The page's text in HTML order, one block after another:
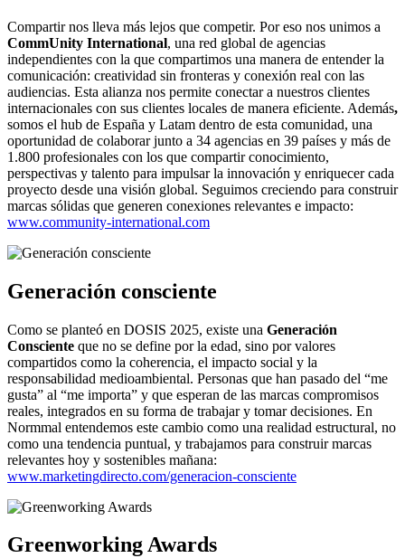
Compartir nos lleva más lejos que competir. Por eso nos unimos a
CommUnity International, una red global de agencias
independientes con la que compartimos una manera de entender la
comunicación: creatividad sin fronteras y conexión real con las
audiencias. Esta alianza nos permite conectar a nuestros clientes
internacionales con sus clientes locales de manera eficiente. Además,
somos el hub de España y Latam dentro de esta comunidad, una
oportunidad de colaborar junto a 34 agencias en 39 países y más de
1.800 profesionales con los que compartir conocimiento,
perspectivas y talento para impulsar la innovación y enriquecer cada
proyecto desde una visión global. Seguimos creciendo para construir
marcas sólidas que generen conexiones relevantes e impacto:
www.community-international.com
Generación consciente
Como se planteó en DOSIS 2025, existe una Generación
Consciente que no se define por la edad, sino por valores
compartidos como la coherencia, el impacto social y la
responsabilidad medioambiental. Personas que han pasado del “me
gusta” al “me importa” y que esperan de las marcas compromisos
reales, integrados en su forma de trabajar y tomar decisiones. En
Normmal entendemos este cambio como una realidad estructural, no
como una tendencia puntual, y trabajamos para construir marcas
relevantes hoy y sostenibles mañana:
www.marketingdirecto.com/generacion-consciente
Greenworking Awards